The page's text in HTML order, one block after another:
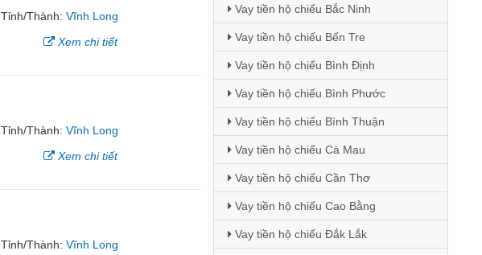
Tỉnh/Thành:Vĩnh Long
Xem chi tiết
Tỉnh/Thành:Vĩnh Long
Xem chi tiết
Tỉnh/Thành:Vĩnh Long
Vay tiền hộ chiếu Bắc Ninh
Vay tiền hộ chiếu Bến Tre
Vay tiền hộ chiếu Bình Định
Vay tiền hộ chiếu Bình Phước
Vay tiền hộ chiếu Bình Thuận
Vay tiền hộ chiếu Cà Mau
Vay tiền hộ chiếu Cần Thơ
Vay tiền hộ chiếu Cao Bằng
Vay tiền hộ chiếu Đắk Lắk